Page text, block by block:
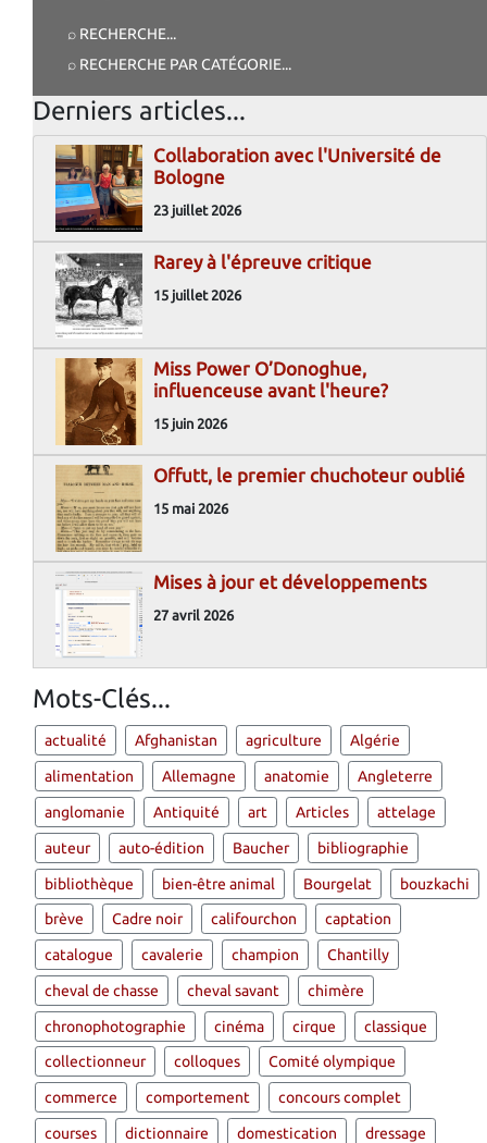
⌕ RECHERCHE...
⌕ RECHERCHE PAR CATÉGORIE...
Derniers articles...
Collaboration avec l'Université de
Bologne
23 juillet 2026
Rarey à l'épreuve critique
15 juillet 2026
Miss Power O’Donoghue,
influenceuse avant l'heure?
15 juin 2026
Offutt, le premier chuchoteur oublié
15 mai 2026
Mises à jour et développements
27 avril 2026
Mots-Clés...
actualité Afghanistan agriculture Algérie
alimentation Allemagne anatomie Angleterre
anglomanie Antiquité art Articles attelage
auteur auto-édition Baucher bibliographie
bibliothèque bien-être animal Bourgelat bouzkachi
brève Cadre noir califourchon captation
catalogue cavalerie champion Chantilly
cheval de chasse cheval savant chimère
chronophotographie cinéma cirque classique
collectionneur colloques Comité olympique
commerce comportement concours complet
courses dictionnaire domestication dressage